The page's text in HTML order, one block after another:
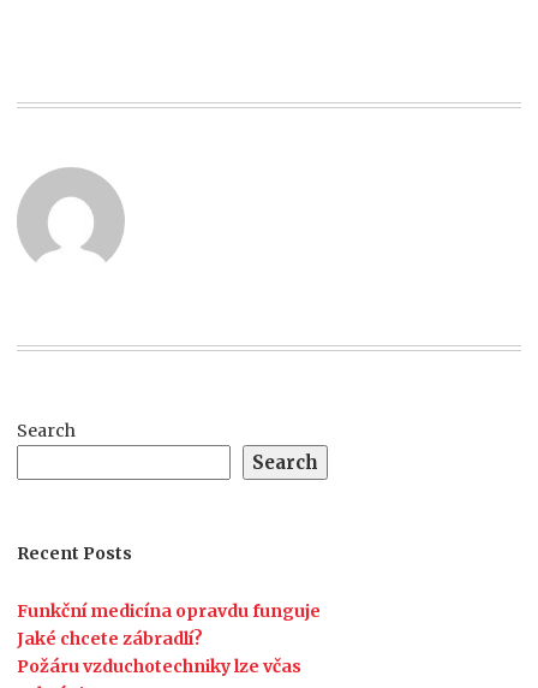
Search
Search
Recent Posts
Funkční medicína opravdu funguje
Jaké chcete zábradlí?
Požáru vzduchotechniky lze včas